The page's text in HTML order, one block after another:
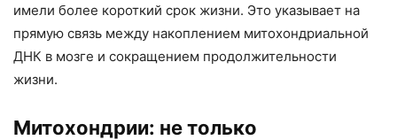
имели более короткий срок жизни. Это указывает на
прямую связь между накоплением митохондриальной
ДНК в мозге и сокращением продолжительности
жизни.
Митохондрии: не только